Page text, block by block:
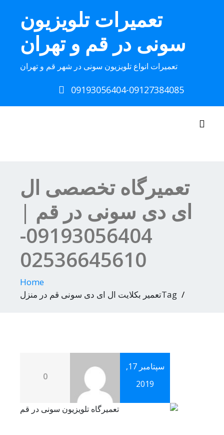
تعمیرات تلویزیون
سونی در قم و تهران
تعمیرات انواع تلویزیون سونی در شهر قم و تهران
09193056404-09127384085
Toggle navigation
تعمیرگاه تخصصی ال
ای دی سونی در قم |
09193056404-
02536645610
Home
Tagتعمیر بکلایت ال ای دی سونی قم در منزل
سپتامبر 17,
2019
0